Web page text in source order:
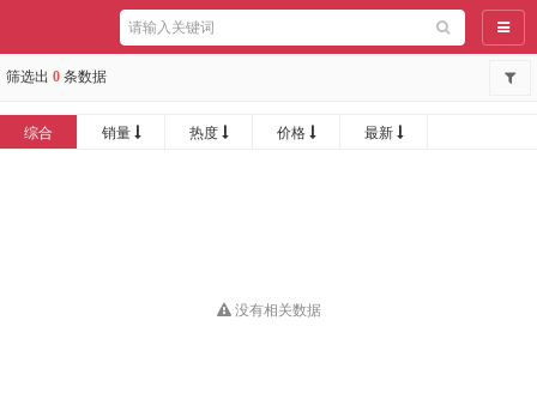
导航
筛选出 0 条数据
综合 销量 热度 价格 最新
没有相关数据